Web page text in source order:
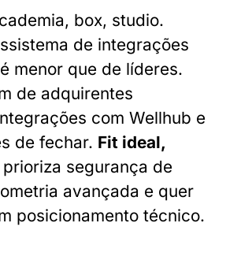
box, studio.
de integrações
menor que de líderes.
de adquirentes
com Wellhub e
de fechar. Fit ideal,
segurança de
avançada e quer
posicionamento técnico.